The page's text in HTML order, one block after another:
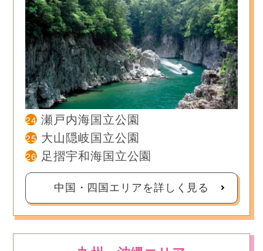
24 瀬戸内海国立公園
25 大山隠岐国立公園
26 足摺宇和海国立公園
中国・四国エリアを詳しく見る